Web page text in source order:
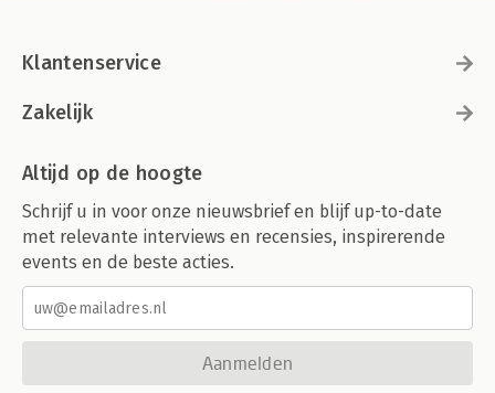
Klantenservice
Zakelijk
Altijd op de hoogte
Schrijf u in voor onze nieuwsbrief en blijf up-to-date
met relevante interviews en recensies, inspirerende
events en de beste acties.
Aanmelden